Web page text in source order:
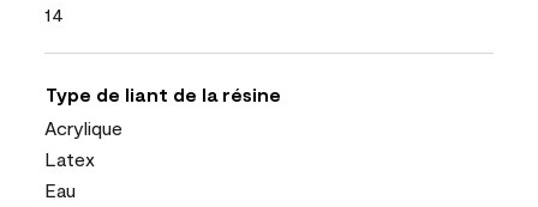
14
Type de liant de la résine
Acrylique
Latex
Eau